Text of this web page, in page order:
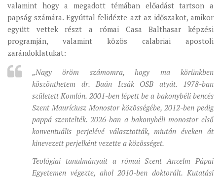
ZSINATI IMA
ZSINAT MOTTÓJA, LOGÓJA
ZSINATI IRODA
KOORDINÁLÓ BIZOTTSÁG
ZSINATI TAGOK
MUNKADOKUMENTUMOK
ZSINATI HÍREK-ÚJSÁG
PASZTORÁLSZOCIOLÓGIAI FELMÉRÉS
KISKORÚAK VÉDELME
MEGKÖZELÍTÉSBEN
valamint hogy a megadott témában előadást tartson a
papság számára. Egyúttal felidézte azt az időszakot, amikor
együtt vettek részt a római Casa Balthasar képzési
programján, valamint közös calabriai apostoli
zarándoklatukat:
„Nagy öröm számomra, hogy ma körünkben
köszönthetem dr. Baán Izsák OSB atyát. 1978-ban
született Komlón. 2001-ben lépett be a bakonybéli bencés
Szent Mauríciusz Monostor közösségébe, 2012-ben pedig
pappá szentelték. 2026-ban a bakonybéli monostor első
konventuális perjelévé választották, miután éveken át
kinevezett perjelként vezette a közösséget.
Teológiai tanulmányait a római Szent Anzelm Pápai
Egyetemen végezte, ahol 2010-ben doktorált. Kutatási